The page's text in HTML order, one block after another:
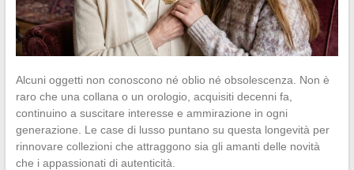
Alcuni oggetti non conoscono né oblio né obsolescenza. Non è
raro che una collana o un orologio, acquisiti decenni fa,
continuino a suscitare interesse e ammirazione in ogni
generazione. Le case di lusso puntano su questa longevità per
rinnovare collezioni che attraggono sia gli amanti delle novità
che i appassionati di autenticità.